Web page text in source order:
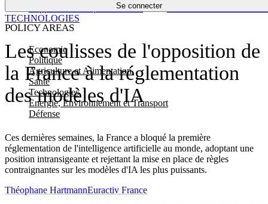
Se connecter
POLICY AREAS
Economie
Politique
Agriculture et Alimentation
Santé
Technologies
Energie, Environnement et Transport
Défense
Économie
Les coulisses de l'opposition de
la France à la réglementation
des modèles d'IA
Ces dernières semaines, la France a bloqué la première
réglementation de l'intelligence artificielle au monde, adoptant une
position intransigeante et rejettant la mise en place de règles
contraignantes sur les modèles d'IA les plus puissants.
TECHNOLOGIES
Théophane HartmannEuractiv France